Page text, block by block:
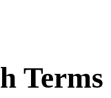
Terms